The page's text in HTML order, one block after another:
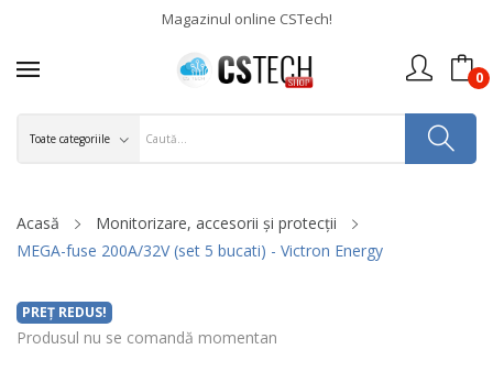
Magazinul online CSTech!
0
Acasă
Monitorizare, accesorii și protecții
MEGA-fuse 200A/32V (set 5 bucati) - Victron Energy
PREȚ REDUS!
Produsul nu se comandă momentan